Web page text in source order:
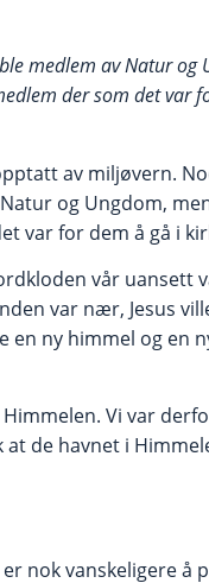
medlem av Natur og
der som det var
av miljøvern.
og Ungdom,
var for dem å gå i
vår uansett
var nær, Jesus
en ny himmel og en
Vi var
de havnet i
nok vanskeligere å